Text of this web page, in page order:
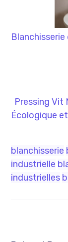
Pressing Vit
Écologique
blanchisserie
industrielle
industrielles